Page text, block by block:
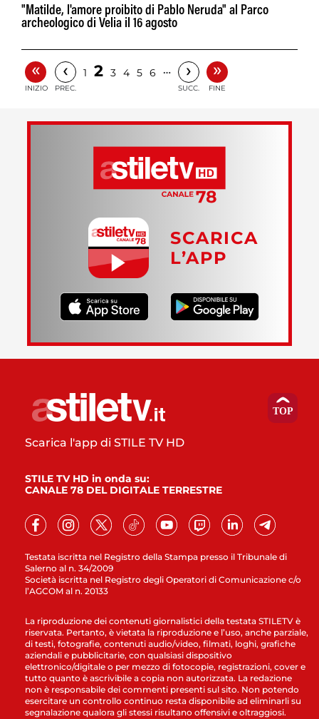
"Matilde, l'amore proibito di Pablo Neruda" al Parco
archeologico di Velia il 16 agosto
«
INIZIO
‹
PREC.
1 2 3 4 5 6 … ›
SUCC.
»
FINE
SCARICA
L’APP
Testata iscritta nel Registro della Stampa presso il Tribunale di
Salerno al n. 34/2009
Società iscritta nel Registro degli Operatori di Comunicazione c/o
l’AGCOM al n. 20133
Scarica l'app di STILE TV HD
STILE TV HD in onda su:
CANALE 78 DEL DIGITALE TERRESTRE
La riproduzione dei contenuti giornalistici della testata STILETV è
riservata. Pertanto, è vietata la riproduzione e l’uso, anche parziale,
di testi, fotografie, contenuti audio/video, filmati, loghi, grafiche
aziendali e pubblicitarie, con qualsiasi dispositivo
elettronico/digitale o per mezzo di fotocopie, registrazioni, cover e
tutto quanto è ascrivibile a copia non autorizzata. La redazione
non è responsabile dei commenti presenti sul sito. Non potendo
esercitare un controllo continuo resta disponibile ad eliminarli su
segnalazione qualora gli stessi risultano offensivi e oltraggiosi.